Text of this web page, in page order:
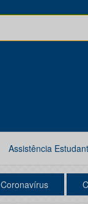
Assistência
Coronavírus